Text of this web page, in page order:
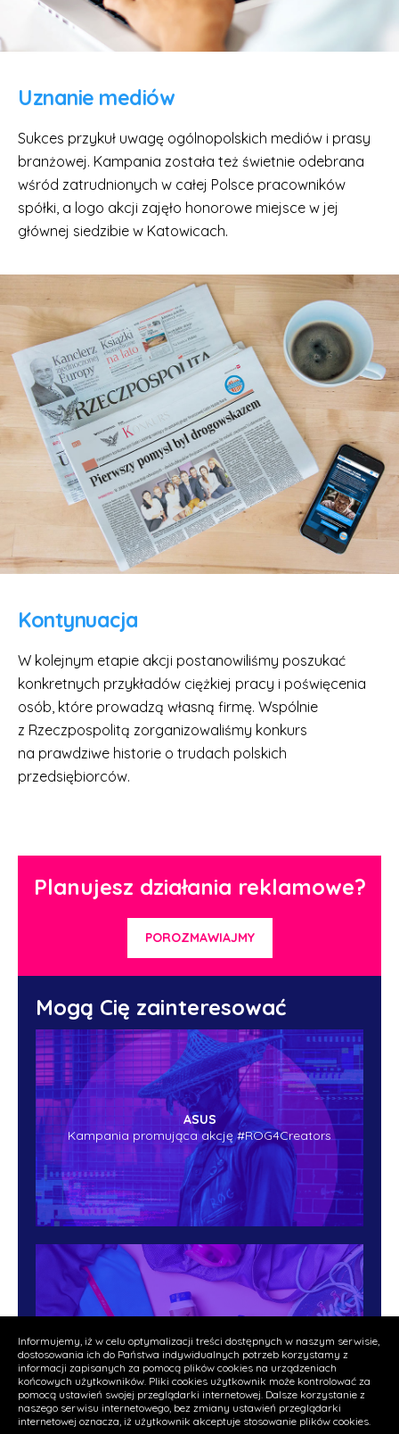
Uznanie mediów
Sukces przykuł uwagę ogólnopolskich mediów i prasy
branżowej. Kampania została też świetnie odebrana
wśród zatrudnionych w całej Polsce pracowników
spółki, a logo akcji zajęło honorowe miejsce w jej
głównej siedzibie w Katowicach.
Kontynuacja
W kolejnym etapie akcji postanowiliśmy poszukać
konkretnych przykładów ciężkiej pracy i poświęcenia
osób, które prowadzą własną firmę. Wspólnie
z Rzeczpospolitą zorganizowaliśmy konkurs
na prawdziwe historie o trudach polskich
przedsiębiorców.
Planujesz działania reklamowe?
POROZMAWIAJMY
Mogą Cię zainteresować
ASUS
Kampania promująca akcję #ROG4Creators
Valio
Przedstawiamy Polsce fiński lovebrand
Informujemy, iż w celu optymalizacji treści dostępnych w naszym serwisie,
dostosowania ich do Państwa indywidualnych potrzeb korzystamy z
informacji zapisanych za pomocą plików cookies na urządzeniach
końcowych użytkowników. Pliki cookies użytkownik może kontrolować za
pomocą ustawień swojej przeglądarki internetowej. Dalsze korzystanie z
naszego serwisu internetowego, bez zmiany ustawień przeglądarki
internetowej oznacza, iż użytkownik akceptuje stosowanie plików cookies.